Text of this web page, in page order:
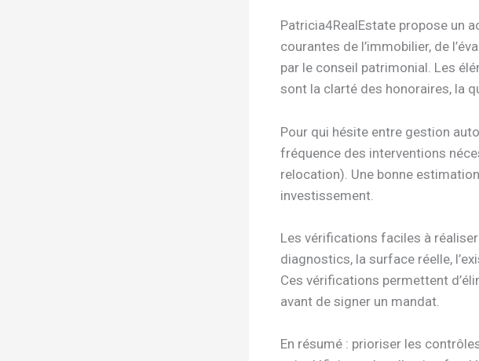
Patricia4RealEstate propose un
courantes de l’immobilier, de
par le conseil patrimonial. Les
sont la clarté des honoraires, la
Pour qui hésite entre gestion
fréquence des interventions
relocation). Une bonne
investissement.
Les vérifications faciles à
diagnostics, la surface réelle,
Ces vérifications permettent
avant de signer un mandat.
En résumé : prioriser les